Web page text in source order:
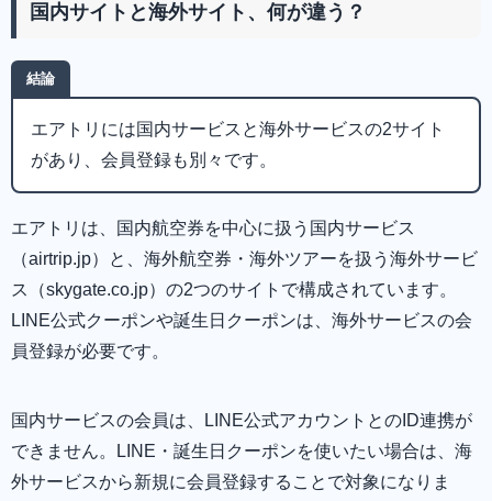
国内サイトと海外サイト、何が違う？
結論
エアトリには国内サービスと海外サービスの2サイト
があり、会員登録も別々です。
エアトリは、国内航空券を中心に扱う国内サービス
（airtrip.jp）と、海外航空券・海外ツアーを扱う海外サービ
ス（skygate.co.jp）の2つのサイトで構成されています。
LINE公式クーポンや誕生日クーポンは、海外サービスの会
員登録が必要です。
国内サービスの会員は、LINE公式アカウントとのID連携が
できません。LINE・誕生日クーポンを使いたい場合は、海
外サービスから新規に会員登録することで対象になりま